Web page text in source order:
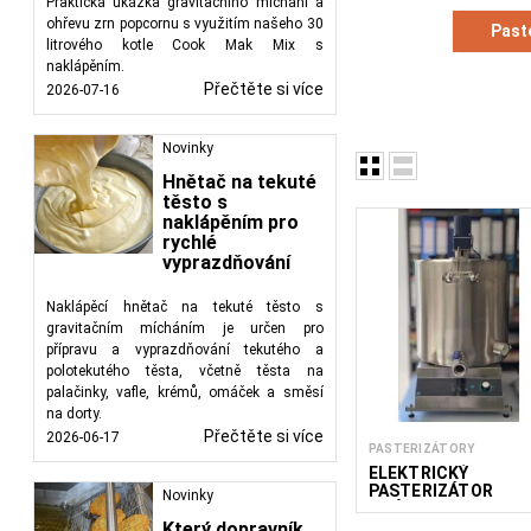
ohřevu zrn popcornu s využitím našeho 30
litrového kotle Cook Mak Mix s
naklápěním.
2026-07-16
Přečtěte si více
Novinky
Hnětač na tekuté
těsto s
naklápěním pro
rychlé
vyprazdňování
Naklápěcí hnětač na tekuté těsto s
gravitačním mícháním je určen pro
přípravu a vyprazdňování tekutého a
polotekutého těsta, včetně těsta na
palačinky, vafle, krémů, omáček a směsí
na dorty.
2026-06-17
Přečtěte si více
Novinky
se eliminovaly
tekutá konzistence.
Výhody pasterizace
odstraněním nebo
spotřebitelsky
Pasterizátory
používají ke zpracování
nealkoholických i
a bezpečnost. Při
vajec v recepturách.
FoodTechProcess
regulaci,
zároveň zachovala
PASTERIZÁTORY
ELEKTRICKÝ
PASTERIZÁTOR
MLÉKA 50-150L